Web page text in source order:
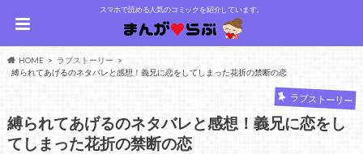
スマホで読める人気のコミックを紹介しています。
HOME
ラブストーリー
縛られてあげるのネタバレと感想！義兄に恋をしてしまった花折の禁断の恋
ラブストーリー
縛られてあげるのネタバレと感想！義兄に恋をし
てしまった花折の禁断の恋